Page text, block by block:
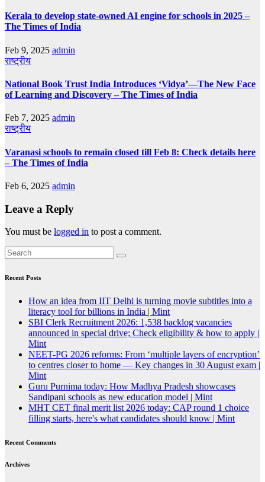
Kerala to develop state-owned AI engine for schools in 2025 –
The Times of India
Feb 9, 2025 admin
राष्ट्रीय
National Book Trust India Introduces ‘Vidya’—The New Face
of Learning and Discovery – The Times of India
Feb 7, 2025 admin
राष्ट्रीय
Varanasi schools to remain closed till Feb 8: Check details here
– The Times of India
Feb 6, 2025 admin
Leave a Reply
You must be logged in to post a comment.
Recent Posts
How an idea from IIT Delhi is turning movie subtitles into a
literacy tool for billions in India | Mint
SBI Clerk Recruitment 2026: 1,538 backlog vacancies
announced in special drive; Check eligibility & how to apply |
Mint
NEET-PG 2026 reforms: From ‘multiple layers of encryption’
to centres closer to home — Key changes in 30 August exam |
Mint
Guru Purnima today: How Madhya Pradesh showcases
Sandipani schools as new education model | Mint
MHT CET final merit list 2026 today: CAP round 1 choice
filling starts, here's what candidates should know | Mint
Recent Comments
Archives